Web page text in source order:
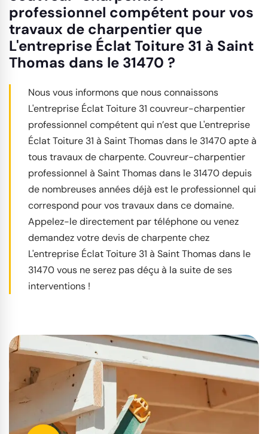
professionnel compétent pour vos
travaux de charpentier que
L'entreprise Éclat Toiture 31 à Saint
Thomas dans le 31470 ?
Nous vous informons que nous connaissons
L'entreprise Éclat Toiture 31 couvreur-charpentier
professionnel compétent qui n’est que L'entreprise
Éclat Toiture 31 à Saint Thomas dans le 31470 apte à
tous travaux de charpente. Couvreur-charpentier
professionnel à Saint Thomas dans le 31470 depuis
de nombreuses années déjà est le professionnel qui
correspond pour vos travaux dans ce domaine.
Appelez-le directement par téléphone ou venez
demandez votre devis de charpente chez
L'entreprise Éclat Toiture 31 à Saint Thomas dans le
31470 vous ne serez pas déçu à la suite de ses
interventions !